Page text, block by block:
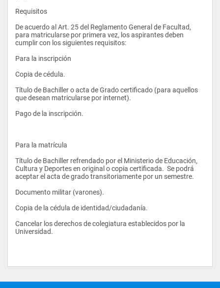
Requisitos
De acuerdo al Art. 25 del Reglamento General de Facultad,
para matricularse por primera vez, los aspirantes deben
cumplir con los siguientes requisitos:
Para la inscripción
Copia de cédula.
Título de Bachiller o acta de Grado certificado (para aquellos
que desean matricularse por internet).
Pago de la inscripción.
Para la matrícula
Título de Bachiller refrendado por el Ministerio de Educación,
Cultura y Deportes en original o copia certificada.  Se podrá
aceptar el acta de grado transitoriamente por un semestre.
Documento militar (varones).
Copia de la cédula de identidad/ciudadanía.
Cancelar los derechos de colegiatura establecidos por la
Universidad.